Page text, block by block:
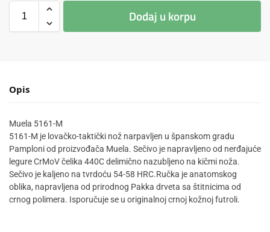
Dodaj u korpu
Opis
Muela 5161-M
5161-M je lovačko-taktički nož narpavljen u španskom gradu
Pamploni od proizvođača Muela. Sečivo je napravljeno od nerđajuće
legure CrMoV čelika 440C delimično nazubljeno na kičmi noža.
Sečivo je kaljeno na tvrdoću 54-58 HRC.Ručka je anatomskog
oblika, napravljena od prirodnog Pakka drveta sa štitnicima od
crnog polimera. Isporučuje se u originalnoj crnoj kožnoj futroli.